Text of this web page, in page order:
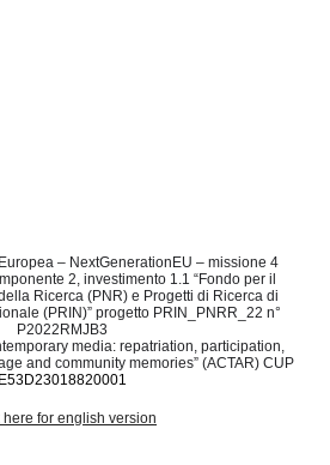
– NextGenerationEU – missione 4
2, investimento 1.1 “Fondo per il
Ricerca (PNR) e Progetti di Ricerca di
(PRIN)” progetto PRIN_PNRR_22 n°
P2022RMJB3
media: repatriation, participation,
and community memories” (ACTAR) CUP
E53D23018820001
here for english version